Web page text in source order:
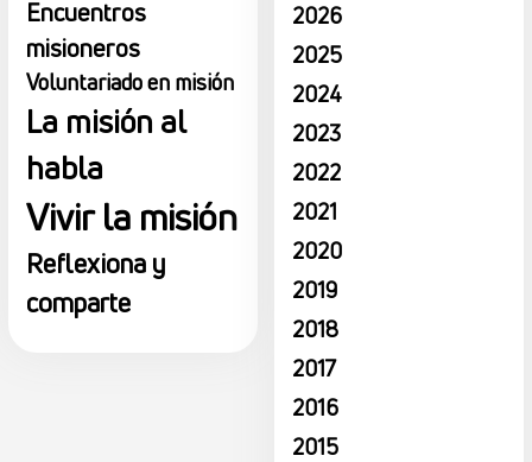
Encuentros
misioneros
Voluntariado en misión
La misión al
habla
Vivir la misión
Reflexiona y
comparte
2026
2025
2024
2023
2022
2021
2020
2019
2018
2017
2016
2015